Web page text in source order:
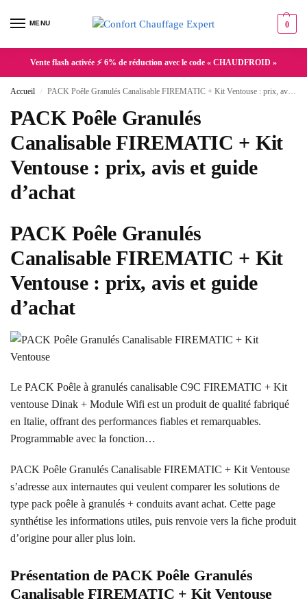
MENU 0
Vente flash activée ⚡ 6% de réduction avec le code « CHAUDFROID »
Accueil / PACK Poêle Granulés Canalisable FIREMATIC + Kit Ventouse : prix, avis et guide d’achat
PACK Poêle Granulés
Canalisable FIREMATIC + Kit
Ventouse : prix, avis et guide
d’achat
PACK Poêle Granulés
Canalisable FIREMATIC + Kit
Ventouse : prix, avis et guide
d’achat
Le PACK Poêle à granulés canalisable C9C FIREMATIC + Kit
ventouse Dinak + Module Wifi est un produit de qualité fabriqué
en Italie, offrant des performances fiables et remarquables.
Programmable avec la fonction…
PACK Poêle Granulés Canalisable FIREMATIC + Kit Ventouse
s’adresse aux internautes qui veulent comparer les solutions de
type pack poêle à granulés + conduits avant achat. Cette page
synthétise les informations utiles, puis renvoie vers la fiche produit
d’origine pour aller plus loin.
Présentation de PACK Poêle Granulés
Canalisable FIREMATIC + Kit Ventouse